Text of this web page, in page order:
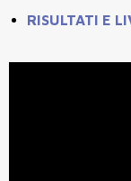
RISULTATI E